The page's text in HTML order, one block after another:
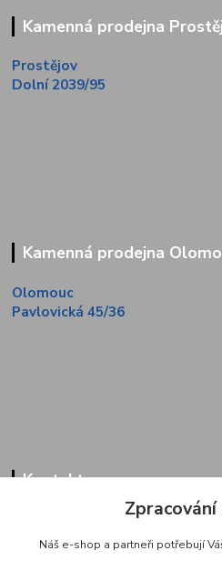
Kamenná prodejna
Prostějov
Dolní 2039/95
Kamenná prodejna
Olomouc
Pavlovická 45/36
Kontakty
Zákaznická linka
+420 733 713 851
Zpracování
Náš e-shop a partneři potřebují